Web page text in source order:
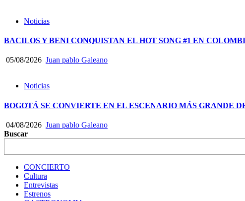
Noticias
BACILOS Y BENI CONQUISTAN EL HOT SONG #1 EN
05/08/2026 Juan pablo Galeano
Noticias
BOGOTÁ SE CONVIERTE EN EL ESCENARIO MÁS GRANDE
04/08/2026 Juan pablo Galeano
Buscar
CONCIERTO
Cultura
Entrevistas
Estrenos